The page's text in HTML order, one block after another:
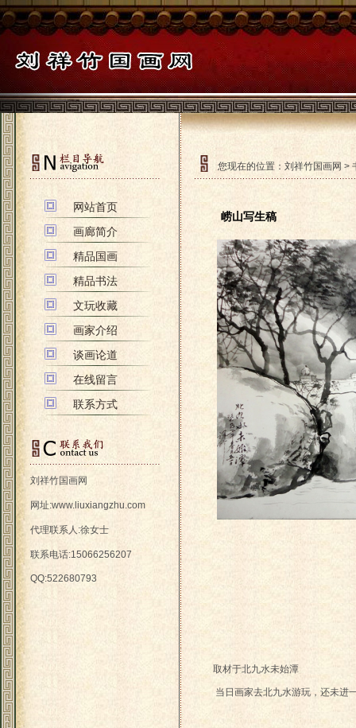
刘祥竹国画网
网址:www.liuxiangzhu.com
代理联系人:徐女士
联系电话:15066256207
QQ:522680793
网站首页
画廊简介
精品国画
精品书法
文玩收藏
画家介绍
谈画论道
在线留言
联系方式
您现在的位置： 刘祥竹国画网 >
崂山写生稿
取材于北九水未始潭
当日画家去北九水游玩，还未进